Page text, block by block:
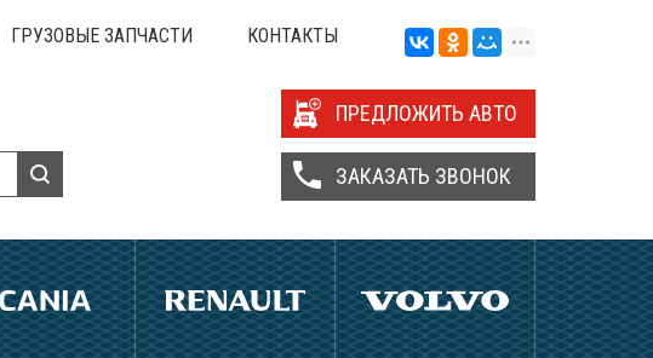
ГРУЗОВЫЕ ЗАПЧАСТИ КОНТАКТЫ
ПРЕДЛОЖИТЬ АВТО
ЗАКАЗАТЬ ЗВОНОК